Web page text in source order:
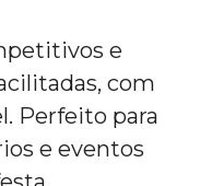
e
com
Perfeito para
e eventos